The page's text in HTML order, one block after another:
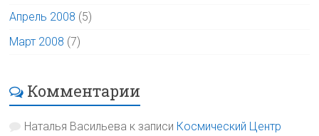
Апрель 2008 (5)
Март 2008 (7)
Комментарии
Наталья Васильева к записи Космический Центр